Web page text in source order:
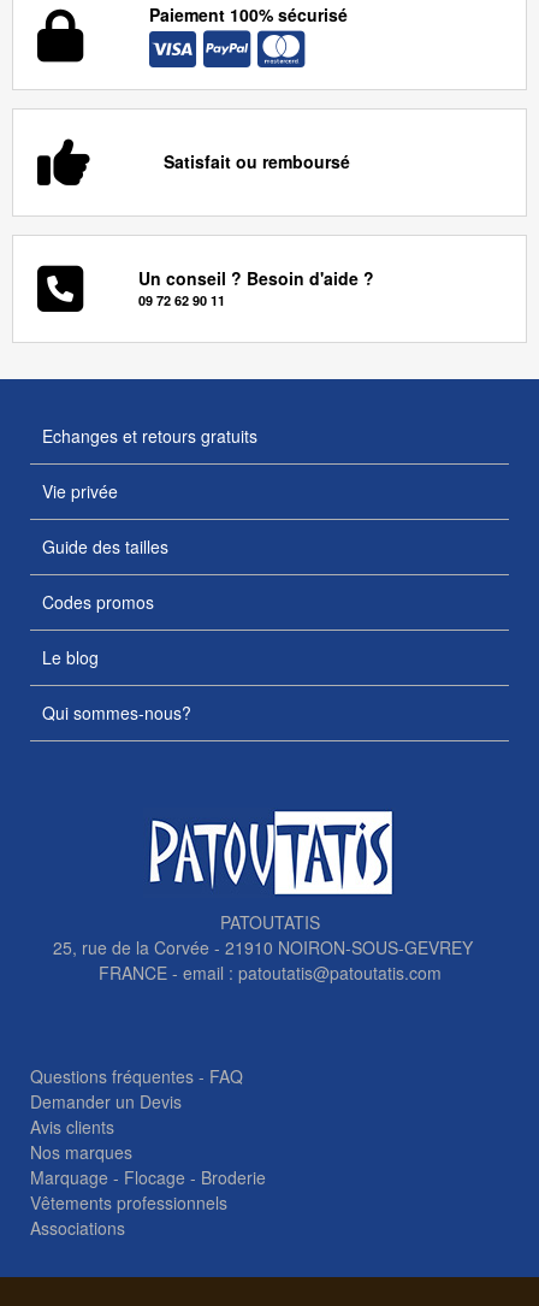
Paiement 100% sécurisé
Satisfait ou remboursé
Un conseil ? Besoin d'aide ?
09 72 62 90 11
Echanges et retours gratuits
Vie privée
Guide des tailles
Codes promos
Le blog
Qui sommes-nous?
PATOUTATIS
25, rue de la Corvée - 21910 NOIRON-SOUS-GEVREY
FRANCE - email : patoutatis@patoutatis.com
Questions fréquentes - FAQ
Demander un Devis
Avis clients
Nos marques
Marquage - Flocage - Broderie
Vêtements professionnels
Associations